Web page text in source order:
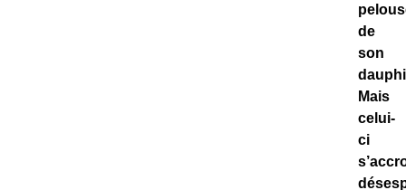
de
son
Mais
celui-
ci